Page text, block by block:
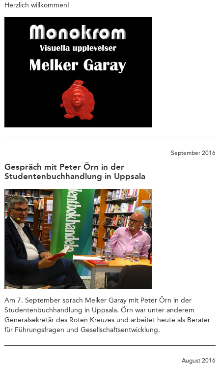
Herzlich willkommen!
September 2016
Gespräch mit Peter Örn in der
Studentenbuchhandlung in Uppsala
Am 7. September sprach Melker Garay mit Peter Örn in der
Studentenbuchhandlung in Uppsala. Örn war unter anderem
Generalsekretär des Roten Kreuzes und arbeitet heute als Berater
für Führungsfragen und Gesellschaftsentwicklung.
August 2016